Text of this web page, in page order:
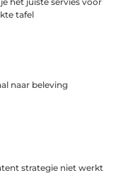
tafel
naar beleving
strategie niet werkt